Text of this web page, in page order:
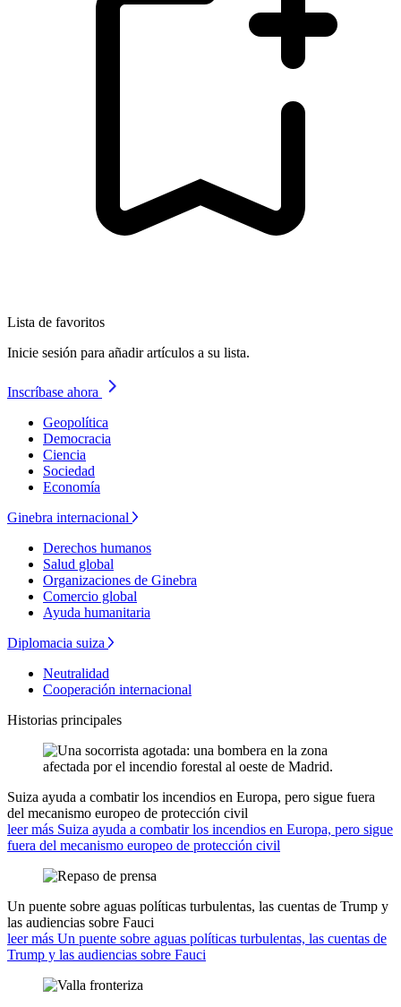
Lista de favoritos
Inicie sesión para añadir artículos a su lista.
Inscríbase ahora
Geopolítica
Democracia
Ciencia
Sociedad
Economía
Ginebra internacional
Derechos humanos
Salud global
Organizaciones de Ginebra
Comercio global
Ayuda humanitaria
Diplomacia suiza
Neutralidad
Cooperación internacional
Historias principales
Suiza ayuda a combatir los incendios en Europa, pero sigue fuera
del mecanismo europeo de protección civil
leer más Suiza ayuda a combatir los incendios en Europa, pero sigue
fuera del mecanismo europeo de protección civil
Un puente sobre aguas políticas turbulentas, las cuentas de Trump y
las audiencias sobre Fauci
leer más Un puente sobre aguas políticas turbulentas, las cuentas de
Trump y las audiencias sobre Fauci